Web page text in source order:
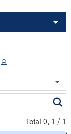
Total 0, 1 / 1